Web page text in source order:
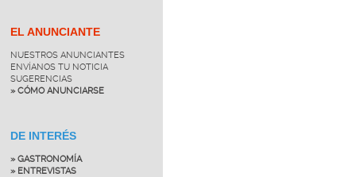
EL ANUNCIANTE
NUESTROS ANUNCIANTES
ENVÍANOS TU NOTICIA
SUGERENCIAS
» CÓMO ANUNCIARSE
DE INTERÉS
» GASTRONOMÍA
» ENTREVISTAS